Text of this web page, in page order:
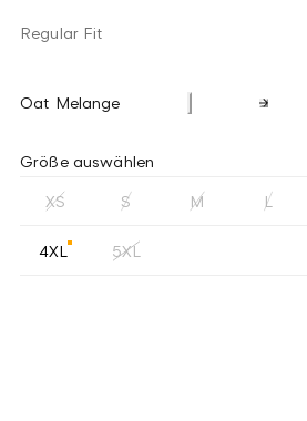
Regular Fit
Oat Melange
Größe auswählen
XS S M L
4XL 5XL